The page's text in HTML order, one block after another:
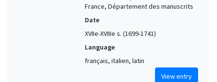
France, Département des manuscrits
Date
XVIIe-XVIIIe s. (1699-1741)
Language
français, italien, latin
View entry